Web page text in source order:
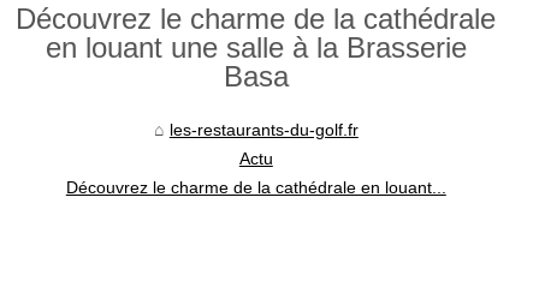
Découvrez le charme de la cathédrale
en louant une salle à la Brasserie
Basa
les-restaurants-du-golf.fr
Actu
Découvrez le charme de la cathédrale en louant...